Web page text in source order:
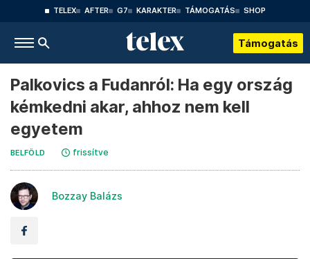
TELEX AFTER G7 KARAKTER TÁMOGATÁS SHOP
Támogatás
Palkovics a Fudanról: Ha egy ország
kémkedni akar, ahhoz nem kell
egyetem
BELFÖLD frissítve
Bozzay Balázs